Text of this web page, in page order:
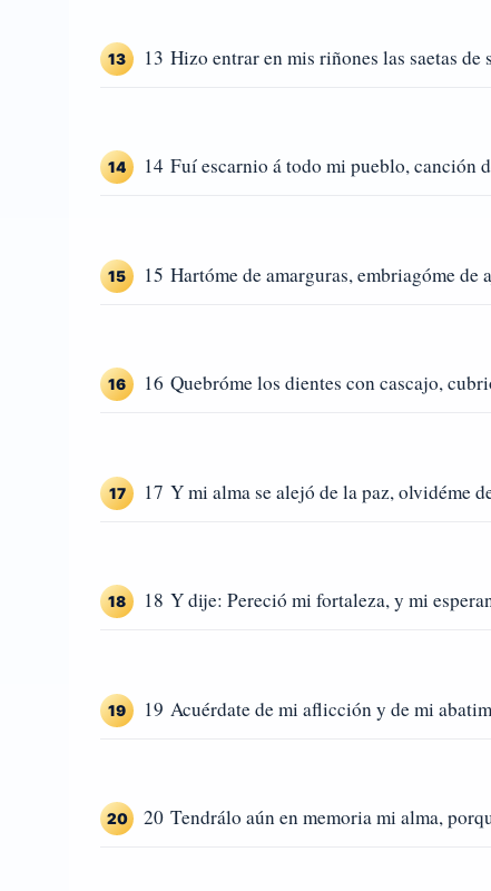
13 13 Hizo entrar en mis riñones las saetas de
14 14 Fuí escarnio á todo mi pueblo, canción
15 15 Hartóme de amarguras, embriagóme de
16 16 Quebróme los dientes con cascajo,
17 17 Y mi alma se alejó de la paz, olvidéme
18 18 Y dije: Pereció mi fortaleza, y mi
19 19 Acuérdate de mi aflicción y de mi
20 20 Tendrálo aún en memoria mi alma,